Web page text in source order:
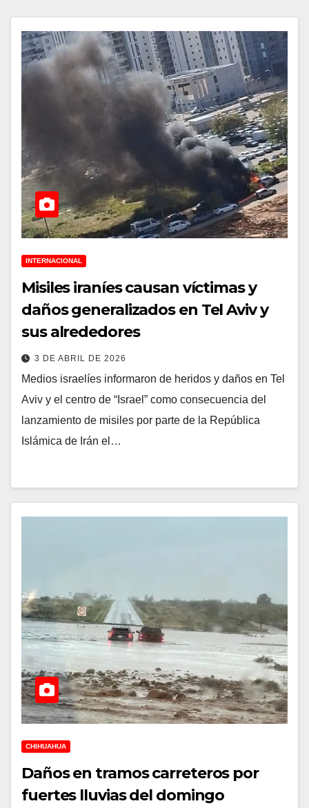
INTERNACIONAL
Misiles iraníes causan víctimas y
daños generalizados en Tel Aviv y
sus alrededores
3 DE ABRIL DE 2026
Medios israelíes informaron de heridos y daños en Tel
Aviv y el centro de “Israel” como consecuencia del
lanzamiento de misiles por parte de la República
Islámica de Irán el…
CHIHUAHUA
Daños en tramos carreteros por
fuertes lluvias del domingo